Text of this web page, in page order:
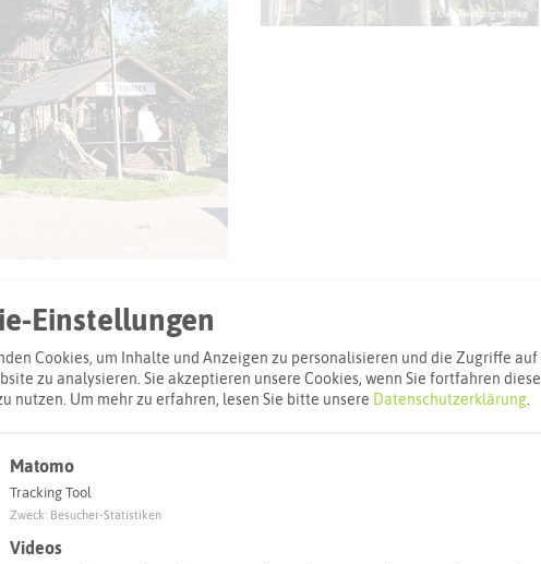
© Kreis Recklinghausen
Einstellungen
Cookies, um Inhalte und Anzeigen zu personalisieren und die Zugriffe auf
zu analysieren. Sie akzeptieren unsere Cookies, wenn Sie fortfahren diese
nutzen. Um mehr zu erfahren, lesen Sie bitte unsere Datenschutzerklärung.
Matomo
Tracking Tool
Zweck: Besucher-Statistiken
Videos